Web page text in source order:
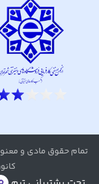
تمام حقوق مادی و